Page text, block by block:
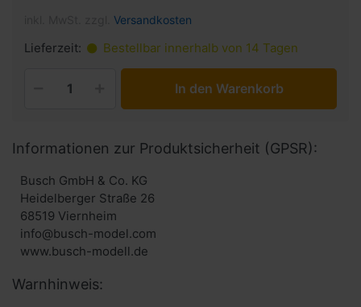
Versandkosten
Lieferzeit: Bestellbar innerhalb von 14 Tagen
In den Warenkorb
Informationen zur Produktsicherheit (GPSR):
Busch GmbH & Co. KG
Heidelberger Straße 26
68519 Viernheim
info@busch-model.com
www.busch-modell.de
Warnhinweis: